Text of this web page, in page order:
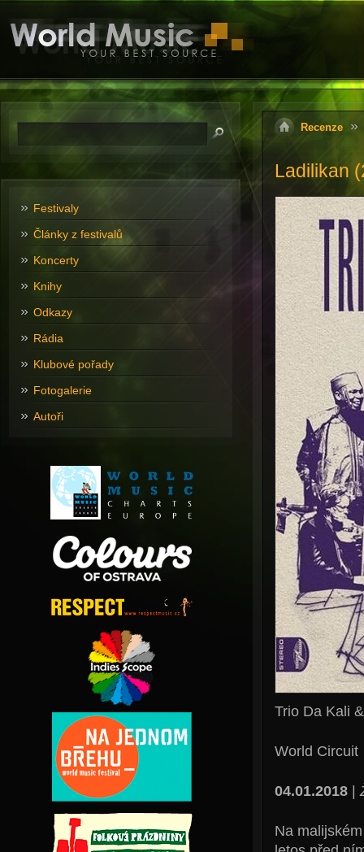
Recenze
Ladilikan
Trio Da Kali
World Circuit
04.01.2018|
Na
Festivaly
Články z festivalů
Koncerty
Knihy
Odkazy
Rádia
Klubové pořady
Fotogalerie
Autoři